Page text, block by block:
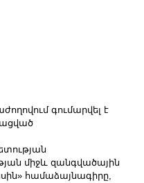
գումարվել է
միջև զանգվածային
համաձայնագիրը,